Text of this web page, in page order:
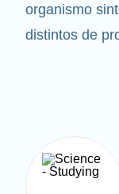
organismo
distintos de